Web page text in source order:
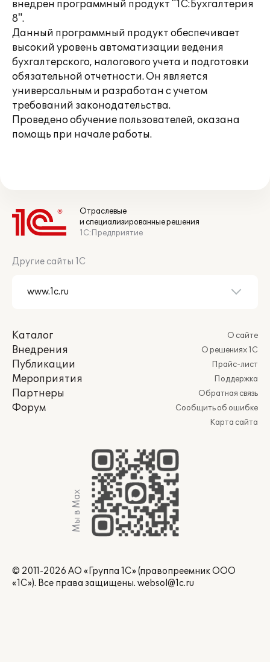
внедрен программный продукт "1С:Бухгалтерия
8".
Данный программный продукт обеспечивает
высокий уровень автоматизации ведения
бухгалтерского, налогового учета и подготовки
обязательной отчетности. Он является
универсальным и разработан с учетом
требований законодательства.
Проведено обучение пользователей, оказана
помощь при начале работы.
Отраслевые
и специализированные решения
1С:Предприятие
Другие сайты 1С
Каталог
Внедрения
Публикации
Мероприятия
Партнеры
Форум
О сайте
О решениях 1С
Прайс-лист
Поддержка
Обратная связь
Сообщить об ошибке
Карта сайта
Мы в Max
© 2011-2026 АО «Группа 1С» (правопреемник ООО
«1С»). Все права защищены. websol@1c.ru